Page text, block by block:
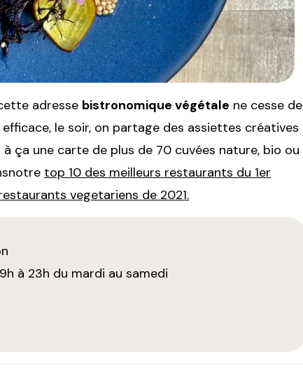
adresse bistronomique végétale ne cesse de
le soir, on partage des assiettes créatives
ça une carte de plus de 70 cuvées nature, bio ou
top 10 des meilleurs restaurants du 1er
vegetariens de 2021.
à 23h du mardi au samedi